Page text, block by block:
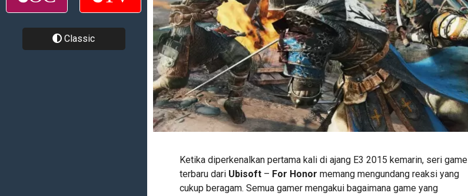
Classic
Ketika diperkenalkan pertama kali di ajang E3 2015 kemarin, seri game
terbaru dari Ubisoft– For Honor memang mengundang reaksi yang
cukup beragam. Semua gamer mengakui bagaimana game yang